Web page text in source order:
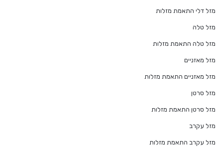
מזל דלי התאמת מזלות
מזל טלה
מזל טלה התאמת מזלות
מזל מאזניים
מזל מאזניים התאמת מזלות
מזל סרטן
מזל סרטן התאמת מזלות
מזל עקרב
מזל עקרב התאמת מזלות